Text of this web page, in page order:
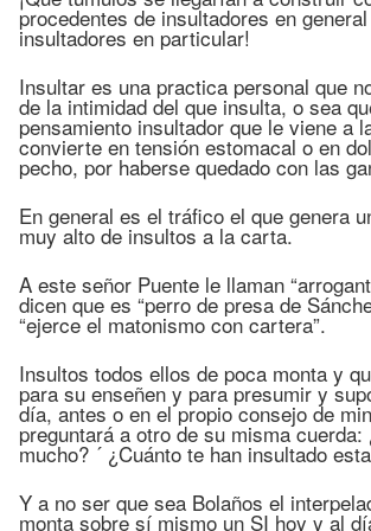
procedentes de insultadores en
insultadores en particular!
Insultar es una practica personal que
de la intimidad del que insulta, o sea
pensamiento insultador que le viene a
convierte en tensión estomacal o en
pecho, por haberse quedado con las
En general es el tráfico el que genera
muy alto de insultos a la carta.
A este señor Puente le llaman
dicen que es “perro de presa de
“ejerce el matonismo con cartera”.
Insultos todos ellos de poca monta y
para su enseñen y para presumir y
día, antes o en el propio consejo de
preguntará a otro de su misma
mucho? ´ ¿Cuánto te han insultado
Y a no ser que sea Bolaños el
monta sobre sí mismo un SI hoy y al